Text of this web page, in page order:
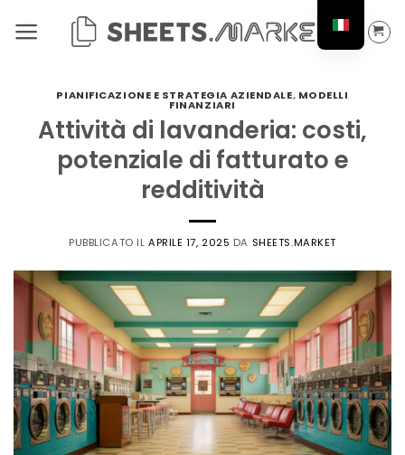
PIANIFICAZIONE E STRATEGIA AZIENDALE, MODELLI
FINANZIARI
Attività di lavanderia: costi,
potenziale di fatturato e
redditività
PUBBLICATO IL APRILE 17, 2025 DA SHEETS.MARKET